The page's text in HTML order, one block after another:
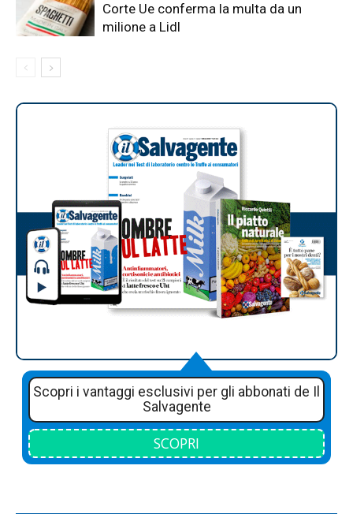
Corte Ue conferma la multa da un
milione a Lidl
Scopri i vantaggi esclusivi per gli abbonati de Il
Salvagente
SCOPRI